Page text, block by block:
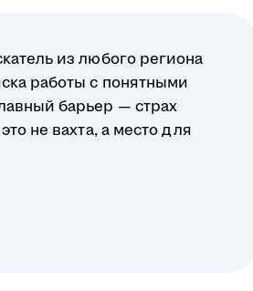
из любого региона
работы с понятными
барьер — страх
не вахта, а место для